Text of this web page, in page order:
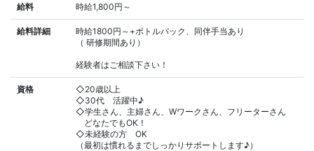
給料 時給1,800円～
給料詳細
時給1800円～+ボトルバック、同伴手当あり
（ 研修期間あり）
経験者はご相談下さい！
資格
◇20歳以上
◇30代 活躍中♪
◇学生さん、主婦さん、Wワークさん、フリーターさん
どなたでもOK！
◇未経験の方 OK
（最初は慣れるまでしっかりサポートします♪）